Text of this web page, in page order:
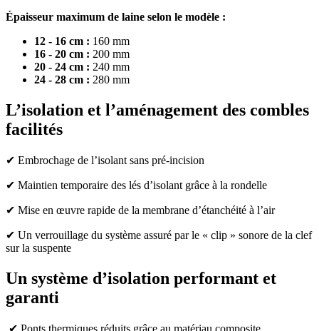
Épaisseur maximum de laine selon le modèle :
12 - 16 cm : 160 mm
16 - 20 cm : 200 mm
20 - 24 cm : 240 mm
24 - 28 cm : 280 mm
L’isolation et l’aménagement des combles
facilités
✔ Embrochage de l’isolant sans pré-incision
✔ Maintien temporaire des lés d’isolant grâce à la rondelle
✔ Mise en œuvre rapide de la membrane d’étanchéité à l’air
✔ Un verrouillage du système assuré par le « clip » sonore de la clef
sur la suspente
Un système d’isolation performant et
garanti
✔ Ponts thermiques réduits grâce au matériau composite